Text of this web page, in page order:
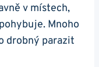
v místech,
Mnoho
drobný parazit